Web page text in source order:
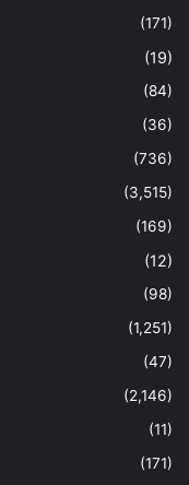
(171)
(19)
(84)
(36)
(736)
(3,515)
(169)
(12)
(98)
(1,251)
(47)
(2,146)
(11)
(171)